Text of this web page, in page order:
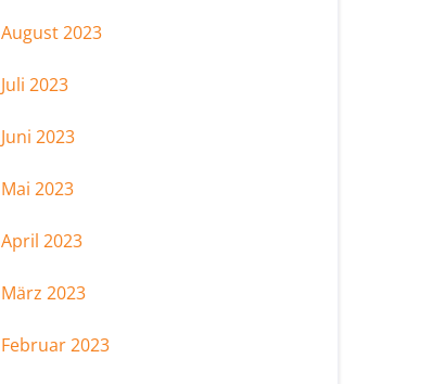
August 2023
Juli 2023
Juni 2023
Mai 2023
April 2023
März 2023
Februar 2023